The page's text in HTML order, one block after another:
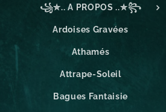
꧁✮.. A PROPOS ..✮꧂
Ardoises Gravées
Athamés
Attrape-Soleil
Bagues Fantaisie